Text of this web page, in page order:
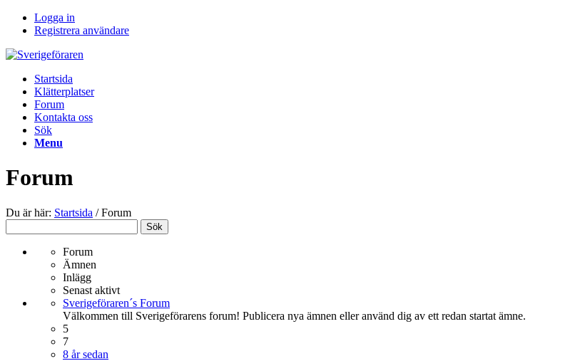
Logga in
Registrera användare
Startsida
Klätterplatser
Forum
Kontakta oss
Sök
Menu
Forum
Du är här: Startsida / Forum
Forum
Ämnen
Inlägg
Senast aktivt
Sverigeföraren´s Forum
Välkommen till Sverigeförarens forum! Publicera nya ämnen eller använd dig av ett redan startat ämne.
5
7
8 år sedan